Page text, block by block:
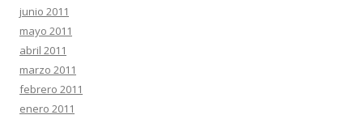
junio 2011
mayo 2011
abril 2011
marzo 2011
febrero 2011
enero 2011